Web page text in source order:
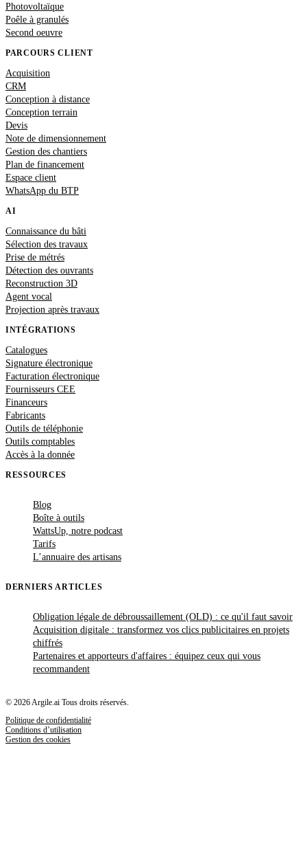
Photovoltaïque
Poêle à granulés
Second oeuvre
PARCOURS CLIENT
Acquisition
CRM
Conception à distance
Conception terrain
Devis
Note de dimensionnement
Gestion des chantiers
Plan de financement
Espace client
WhatsApp du BTP
AI
Connaissance du bâti
Sélection des travaux
Prise de métrés
Détection des ouvrants
Reconstruction 3D
Agent vocal
Projection après travaux
INTÉGRATIONS
Catalogues
Signature électronique
Facturation électronique
Fournisseurs CEE
Financeurs
Fabricants
Outils de téléphonie
Outils comptables
Accès à la donnée
RESSOURCES
Blog
Boîte à outils
WattsUp, notre podcast
Tarifs
L’annuaire des artisans
DERNIERS ARTICLES
Obligation légale de débroussaillement (OLD) : ce qu'il faut savoir
Acquisition digitale : transformez vos clics publicitaires en projets
chiffrés
Partenaires et apporteurs d'affaires : équipez ceux qui vous
recommandent
© 2026 Argile.ai Tous droits réservés.
Politique de confidentialité
Conditions d’utilisation
Gestion des cookies